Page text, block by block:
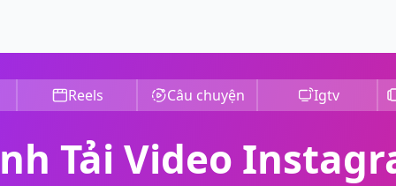
Reels Câu chuyện Igtv
Tải Video